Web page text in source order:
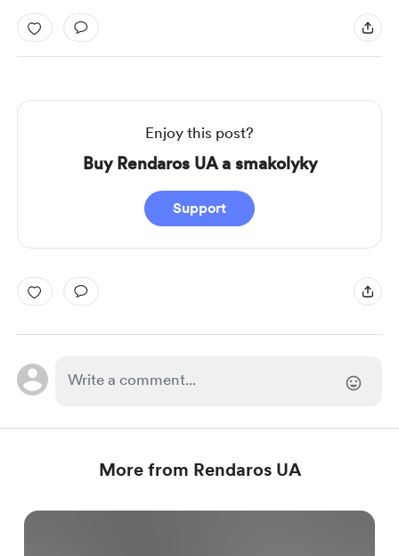
Enjoy this post?
Buy Rendaros UA a smakolyky
Support
More from Rendaros UA